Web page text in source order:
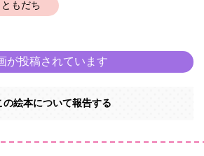
ともだち
が投稿されています
の絵本について報告する